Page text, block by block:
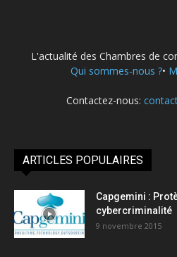
L'actualité des Chambres de
Qui sommes-nous ?•
Contactez-nous:
ARTICLES POPULAIRES
Capgemini :
cybercriminalité
9 novembre 2015